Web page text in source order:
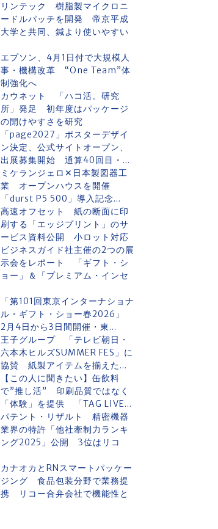
リンテック 樹脂製マイクロニ
ードルパッチを開発 帝京平成
大学と共同、鍼より使いやすい
エプソン、4月1日付で大規模人
事・機構改革 “One Team”体
制強化へ
カウネット 「ハコ活。研究
所」発足 初年度はパッケージ
の開けやすさを研究
「page2027」ポスターデザイ
ン決定、公式サイトオープン、
出展募集開始 通算40回目・...
ミケランジェロ✕日本製図器工
業 オープンハウスを開催
「durst P5 500」導入記念...
高速オフセット 紙の断面に印
刷する「エッジプリント」のサ
ービス資料公開 小ロット対応
ビジネスガイド社主催の2つの展
示会をレポート 「ギフト・シ
ョー」＆「プレミアム・インセ
「第101回東京インターナショナ
ル・ギフト・ショー春2026」
2月4日から3日間開催・東...
王子グループ 「テレビ朝日・
六本木ヒルズSUMMER FES」に
協賛 紙製アイテムを揃えた...
【この人に聞きたい】缶飲料
で”推し活” 印刷品質ではなく
「体験」を提供 「TAG LIVE...
パテント・リザルト 精密機器
業界の特許「他社牽制力ランキ
ング2025」公開 3位はリコ
カナオカとRNスマートパッケー
ジング 食品包装分野で業務提
携 リコー合弁会社で機能性と